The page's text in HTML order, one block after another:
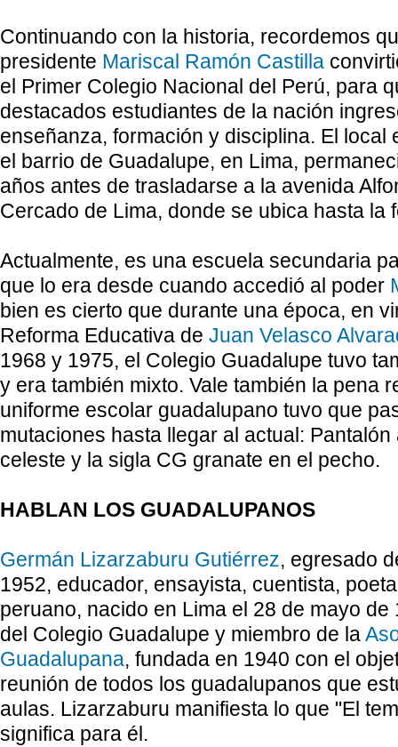
Continuando con la historia, recordemos
presidente Mariscal Ramón Castilla
el Primer Colegio Nacional del Perú, para
destacados estudiantes de la nación
enseñanza, formación y disciplina. El local
el barrio de Guadalupe, en Lima,
años antes de trasladarse a la avenida
Cercado de Lima, donde se ubica hasta la
Actualmente, es una escuela secundaria
que lo era desde cuando accedió al poder
bien es cierto que durante una época, en
Reforma Educativa de Juan Velasco
1968 y 1975, el Colegio Guadalupe tuvo
y era también mixto. Vale también la pena
uniforme escolar guadalupano tuvo que
mutaciones hasta llegar al actual:
celeste y la sigla CG granate en el pecho.
HABLAN LOS GUADALUPANOS
Germán Lizarzaburu Gutiérrez, egresado
1952, educador, ensayista, cuentista,
peruano, nacido en Lima el 28 de mayo
del Colegio Guadalupe y miembro de la
Guadalupana, fundada en 1940 con el
reunión de todos los guadalupanos que
aulas. Lizarzaburu manifiesta lo que "El
significa para él.